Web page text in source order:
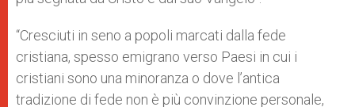
“Cresciuti in seno a popoli marcati dalla fede
cristiana, spesso emigrano verso Paesi in cui i
cristiani sono una minoranza o dove l’antica
tradizione di fede non è più convinzione personale,